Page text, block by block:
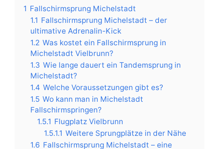
1 Fallschirmsprung Michelstadt
1.1 Fallschirmsprung Michelstadt – der
ultimative Adrenalin-Kick
1.2 Was kostet ein Fallschirmsprung in
Michelstadt Vielbrunn?
1.3 Wie lange dauert ein Tandemsprung in
Michelstadt?
1.4 Welche Voraussetzungen gibt es?
1.5 Wo kann man in Michelstadt
Fallschirmspringen?
1.5.1 Flugplatz Vielbrunn
1.5.1.1 Weitere Sprungplätze in der Nähe
1.6 Fallschirmsprung Michelstadt – eine